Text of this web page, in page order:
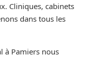
Cliniques, cabinets
dans tous les
à Pamiers nous